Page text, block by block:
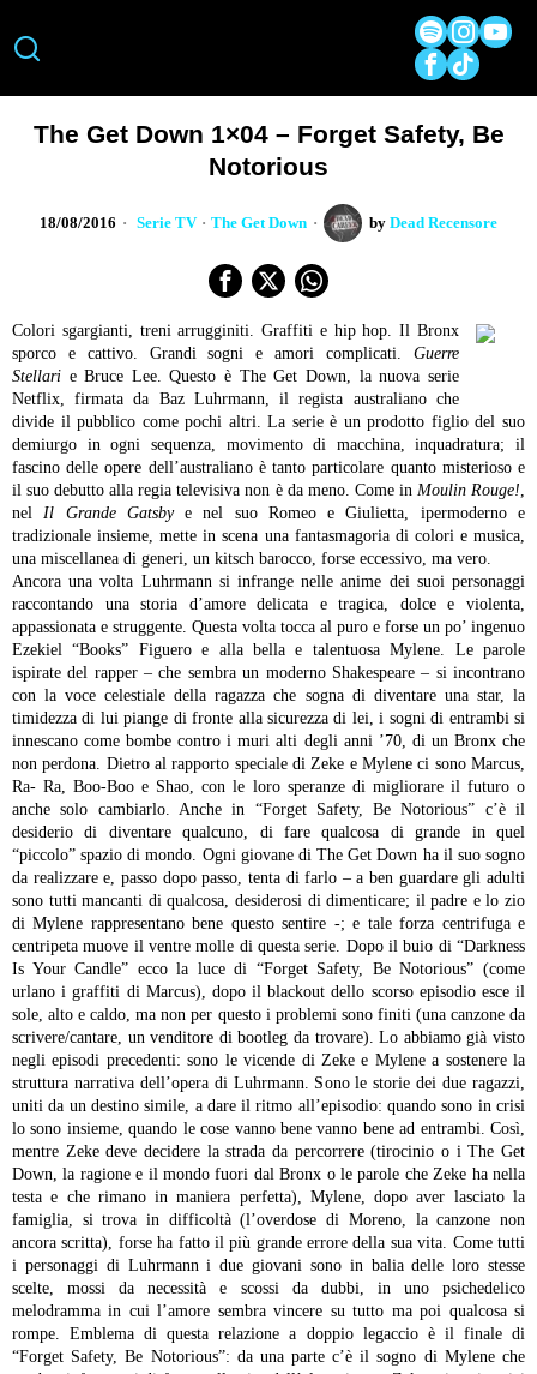
The Get Down 1×04 – Forget Safety, Be
Notorious
18/08/2016 Serie TV · The Get Down by Dead Recensore
Colori sgargianti, treni arrugginiti. Graffiti e hip hop. Il Bronx
sporco e cattivo. Grandi sogni e amori complicati. Guerre
Stellari e Bruce Lee. Questo è The Get Down, la nuova serie
Netflix, firmata da Baz Luhrmann, il regista australiano che
divide il pubblico come pochi altri. La serie è un prodotto figlio del suo
demiurgo in ogni sequenza, movimento di macchina, inquadratura; il
fascino delle opere dell’australiano è tanto particolare quanto misterioso e
il suo debutto alla regia televisiva non è da meno. Come in Moulin Rouge!,
nelIl Grande Gatsbye nel suo Romeo e Giulietta, ipermoderno e
tradizionale insieme, mette in scena una fantasmagoria di colori e musica,
una miscellanea di generi, un kitsch barocco, forse eccessivo, ma vero.
Ancora una volta Luhrmann si infrange nelle anime dei suoi personaggi
raccontando una storia d’amore delicata e tragica, dolce e violenta,
appassionata e struggente. Questa volta tocca al puro e forse un po’ ingenuo
Ezekiel “Books” Figuero e alla bella e talentuosa Mylene. Le parole
ispirate del rapper – che sembra un moderno Shakespeare – si incontrano
con la voce celestiale della ragazza che sogna di diventare una star, la
timidezza di lui piange di fronte alla sicurezza di lei, i sogni di entrambi si
innescano come bombe contro i muri alti degli anni ’70, di un Bronx che
non perdona. Dietro al rapporto speciale di Zeke e Mylene ci sono Marcus,
Ra- Ra, Boo-Boo e Shao, con le loro speranze di migliorare il futuro o
anche solo cambiarlo. Anche in “Forget Safety, Be Notorious” c’è il
desiderio di diventare qualcuno, di fare qualcosa di grande in quel
“piccolo” spazio di mondo. Ogni giovane di The Get Down ha il suo sogno
da realizzare e, passo dopo passo, tenta di farlo – a ben guardare gli adulti
sono tutti mancanti di qualcosa, desiderosi di dimenticare; il padre e lo zio
di Mylene rappresentano bene questo sentire -; e tale forza centrifuga e
centripeta muove il ventre molle di questa serie. Dopo il buio di “Darkness
Is Your Candle” ecco la luce di “Forget Safety, Be Notorious” (come
urlano i graffiti di Marcus), dopo il blackout dello scorso episodio esce il
sole, alto e caldo, ma non per questo i problemi sono finiti (una canzone da
scrivere/cantare, un venditore di bootleg da trovare). Lo abbiamo già visto
negli episodi precedenti: sono le vicende di Zeke e Mylene a sostenere la
struttura narrativa dell’opera di Luhrmann. Sono le storie dei due ragazzi,
uniti da un destino simile, a dare il ritmo all’episodio: quando sono in crisi
lo sono insieme, quando le cose vanno bene vanno bene ad entrambi. Così,
mentre Zeke deve decidere la strada da percorrere (tirocinio o i The Get
Down, la ragione e il mondo fuori dal Bronx o le parole che Zeke ha nella
testa e che rimano in maniera perfetta), Mylene, dopo aver lasciato la
famiglia, si trova in difficoltà (l’overdose di Moreno, la canzone non
ancora scritta), forse ha fatto il più grande errore della sua vita. Come tutti
i personaggi di Luhrmann i due giovani sono in balia delle loro stesse
scelte, mossi da necessità e scossi da dubbi, in uno psichedelico
melodramma in cui l’amore sembra vincere su tutto ma poi qualcosa si
rompe. Emblema di questa relazione a doppio legaccio è il finale di
“Forget Safety, Be Notorious”: da una parte c’è il sogno di Mylene che